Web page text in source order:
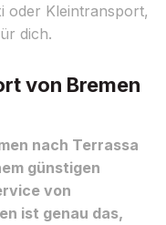
oder Kleintransport,
dich.
von Bremen
nach Terrassa
günstigen
von
ist genau das,